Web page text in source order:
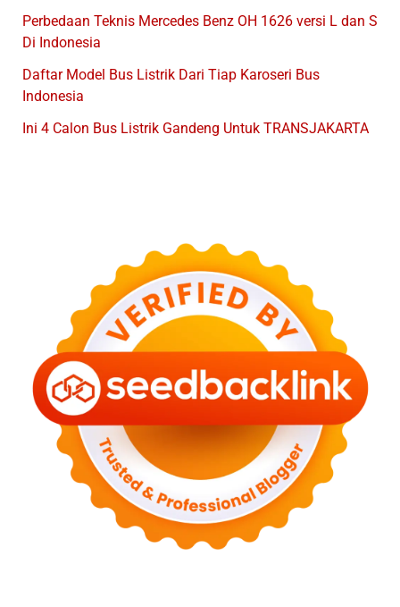
Perbedaan Teknis Mercedes Benz OH 1626 versi L dan S
Di Indonesia
Daftar Model Bus Listrik Dari Tiap Karoseri Bus
Indonesia
Ini 4 Calon Bus Listrik Gandeng Untuk TRANSJAKARTA